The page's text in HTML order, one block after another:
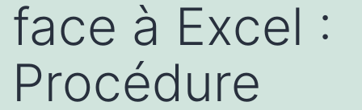
face à Excel :
Procédure